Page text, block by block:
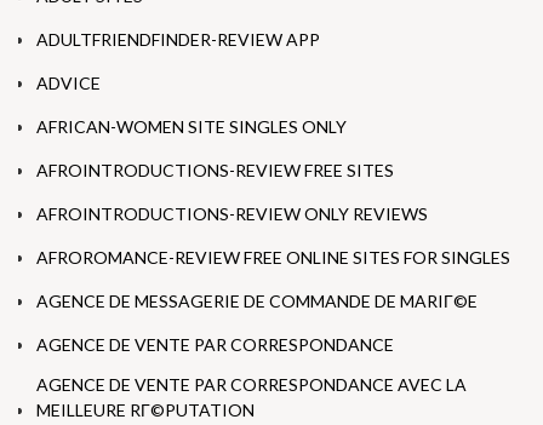
ADULTFRIENDFINDER-REVIEW APP
ADVICE
AFRICAN-WOMEN SITE SINGLES ONLY
AFROINTRODUCTIONS-REVIEW FREE SITES
AFROINTRODUCTIONS-REVIEW ONLY REVIEWS
AFROROMANCE-REVIEW FREE ONLINE SITES FOR SINGLES
AGENCE DE MESSAGERIE DE COMMANDE DE MARIГ©E
AGENCE DE VENTE PAR CORRESPONDANCE
AGENCE DE VENTE PAR CORRESPONDANCE AVEC LA
MEILLEURE RГ©PUTATION